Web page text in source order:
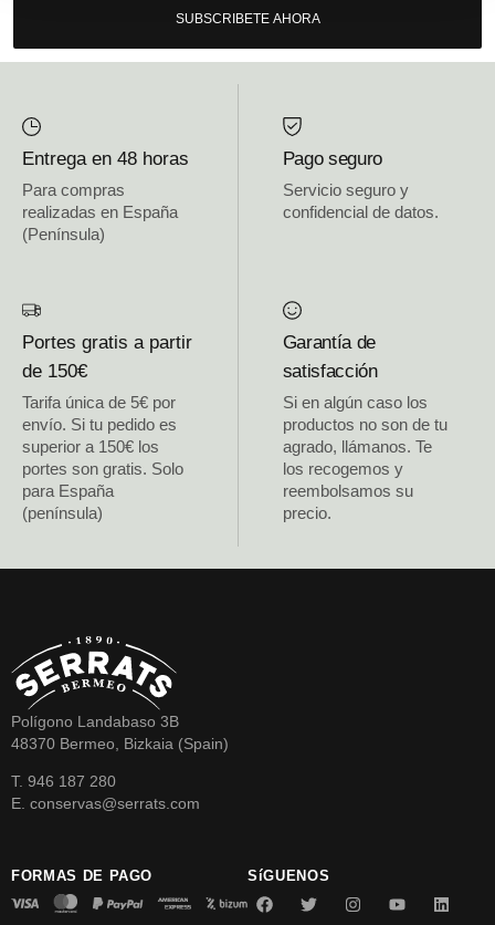
SUBSCRIBETE AHORA
Entrega en 48 horas
Para compras
realizadas en España
(Península)
Pago seguro
Servicio seguro y
confidencial de datos.
Portes gratis a partir
de 150€
Tarifa única de 5€ por
envío. Si tu pedido es
superior a 150€ los
portes son gratis. Solo
para España
(península)
Garantía de
satisfacción
Si en algún caso los
productos no son de tu
agrado, llámanos. Te
los recogemos y
reembolsamos su
precio.
Polígono Landabaso 3B
48370 Bermeo, Bizkaia (Spain)
T. 946 187 280
E. conservas@serrats.com
FORMAS DE PAGO SíGUENOS